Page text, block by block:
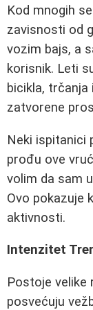
Kod mnogih
zavisnosti od
vozim bajs, a
korisnik. Leti
bicikla, trčanja
zatvorene
Neki ispitanici
prođu ove
volim da sam
Ovo pokazuje
aktivnosti.
Intenzitet
Postoje velike
posvećuju